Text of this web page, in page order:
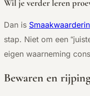
Wil je verder leren
Dan is
stap. Niet om een
eigen waarneming
Bewaren en